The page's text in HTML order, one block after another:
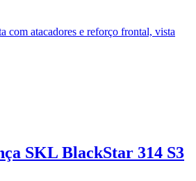
SKL BlackStar 314 S3